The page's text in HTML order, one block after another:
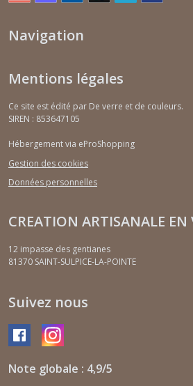
Navigation
Mentions légales
Ce site est édité par De verre et de couleurs.
SIREN : 853647105
Hébergement via eProShopping
Gestion des cookies
Données personnelles
CREATION ARTISANALE EN
12 impasse des gentianes
81370 SAINT-SULPICE-LA-POINTE
Suivez nous
Note globale : 4,9/5